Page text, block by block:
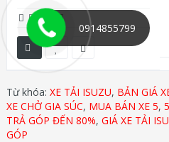
Từ khóa: XE TẢI ISUZU, BẢN GIÁ
XE CHỞ GIA SÚC, MUA BÁN XE 5,
TRẢ GÓP ĐẾN 80%, GIÁ XE TẢI
GÓP
0914855799